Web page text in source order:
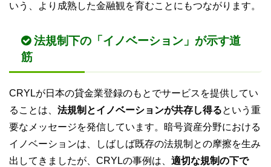
いう、より成熟した金融観を育むことにもつながります。
法規制下の「イノベーション」が示す道
筋
CRYLが日本の貸金業登録のもとでサービスを提供してい
ることは、 法規制とイノベーションが共存し得るという重
要なメッセージを発信しています。暗号資産分野における
イノベーションは、しばしば既存の法規制との摩擦を生み
出してきましたが、CRYLの事例は、 適切な規制の下で